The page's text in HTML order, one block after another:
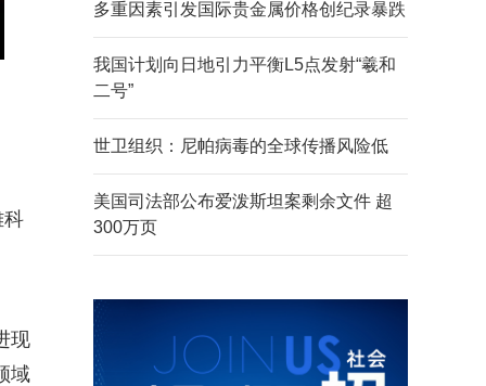
科
现
域
多重因素引发国际贵金属价格创纪录暴跌
我国计划向日地引力平衡L5点发射“羲和
二号”
世卫组织：尼帕病毒的全球传播风险低
美国司法部公布爱泼斯坦案剩余文件 超
300万页